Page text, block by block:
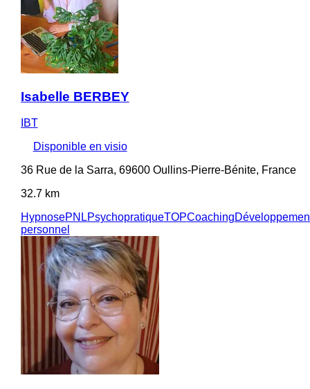
Isabelle BERBEY
IBT
Disponible en visio
36 Rue de la Sarra, 69600 Oullins-Pierre-Bénite, France
32.7 km
HypnosePNLPsychopratiqueTOPCoaching
personnel